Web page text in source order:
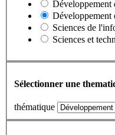
Développement
Développement
Sciences de
Sciences et
Sélectionner une
thématique